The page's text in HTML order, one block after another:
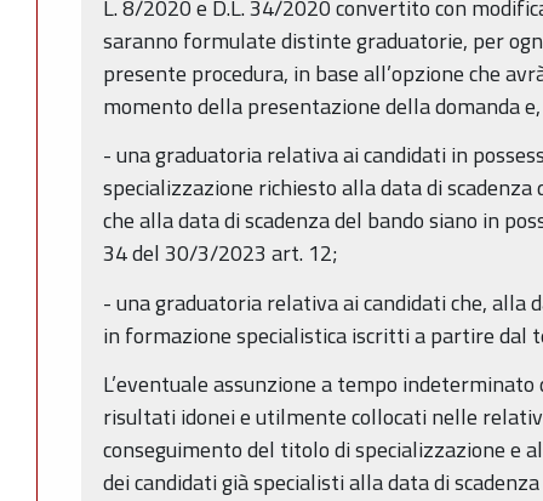
L. 8/2020 e D.L. 34/2020 convertito con
saranno formulate distinte graduatorie, per
presente procedura, in base all’opzione che
momento della presentazione della domanda
- una graduatoria relativa ai candidati in
specializzazione richiesto alla data di scadenza
che alla data di scadenza del bando siano in
34 del 30/3/2023 art. 12;
- una graduatoria relativa ai candidati che, alla
in formazione specialistica iscritti a partire dal
L’eventuale assunzione a tempo
risultati idonei e utilmente collocati nelle
conseguimento del titolo di specializzazione e
dei candidati già specialisti alla data di